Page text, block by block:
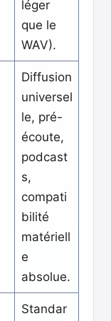
léger
que le
WAV).
Diffusion
universel
le, pré-
écoute,
podcast
s,
compati
bilité
matériell
e
absolue.
Standar